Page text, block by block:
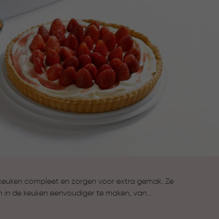
compleet en zorgen voor extra gemak. Ze
de keuken eenvoudiger te maken, van
te maken.